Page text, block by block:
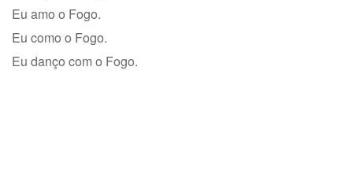
Eu amo o Fogo.
Eu como o Fogo.
Eu danço com o Fogo.